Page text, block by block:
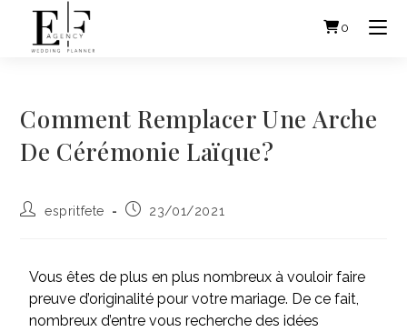
0
Comment Remplacer Une Arche
De Cérémonie Laïque?
espritfete 23/01/2021
Vous êtes de plus en plus nombreux à vouloir faire
preuve d’originalité pour votre mariage. De ce fait,
nombreux d’entre vous recherche des idées